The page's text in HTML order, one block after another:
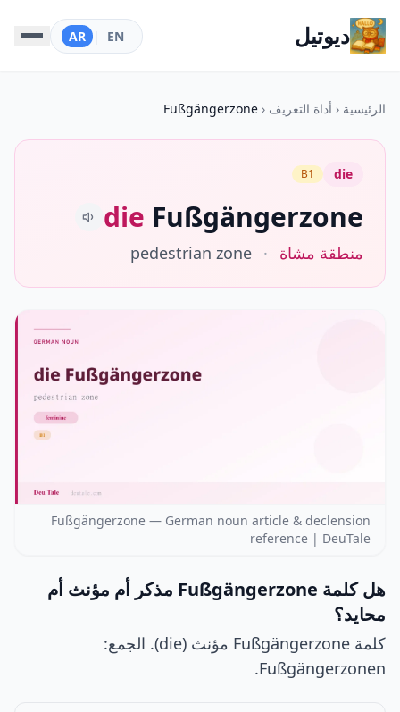
ديوتيل EN
|
AR
الرئيسية ‹ أداة التعريف ‹
Fußgängerzone
die
B1
die Fußgängerzone
منطقة مشاة ·
pedestrian zone
Fußgängerzone — German noun article & declension
reference | DeuTale
هل كلمة Fußgängerzone مذكر أم مؤنث أم
محايد؟
كلمة Fußgängerzone مؤنث (die). الجمع:
Fußgängerzonen.